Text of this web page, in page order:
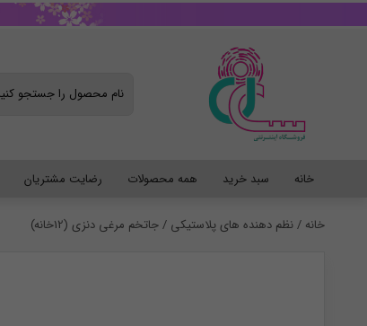
خانه سبد خرید همه محصولات رضایت مشتریان
خانه /نظم دهنده های پلاستیکی / جاتخم مرغی دنزی (12خانه)